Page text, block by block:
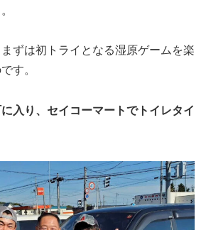
まずは初トライとなる湿原ゲームを楽
す。
入り、セイコーマートでトイレタイ